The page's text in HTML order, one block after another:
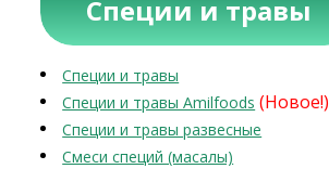
Специи и травы
Специи и травы
Специи и травы Amilfoods (Новое!)
Специи и травы развесные
Смеси специй (масалы)